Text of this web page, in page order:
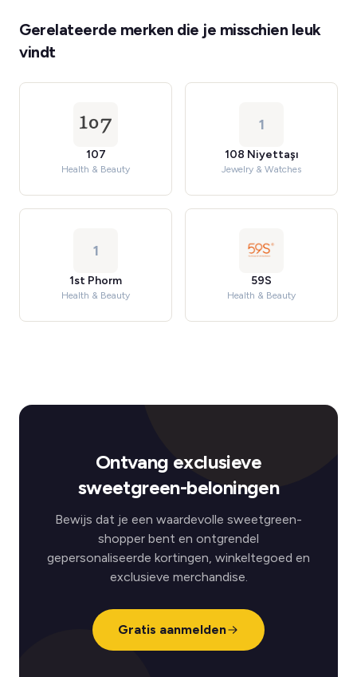
Gerelateerde merken die je misschien leuk
vindt
107
Health & Beauty
1
108 Niyettaşı
Jewelry & Watches
1
1st Phorm
Health & Beauty
59S
Health & Beauty
Ontvang exclusieve
sweetgreen-beloningen
Bewijs dat je een waardevolle sweetgreen-
shopper bent en ontgrendel
gepersonaliseerde kortingen, winkeltegoed en
exclusieve merchandise.
Gratis aanmelden